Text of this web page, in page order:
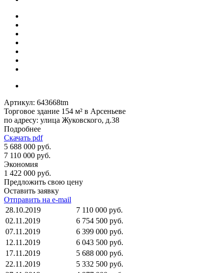
Артикул: 643668tm
Торговое здание 154 м² в Арсеньеве
по адресу: улица Жуковского, д.38
Подробнее
Скачать pdf
5 688 000 руб.
7 110 000 руб.
Экономия
1 422 000 руб.
Предложить свою цену
Оставить заявку
Отправить на e-mail
28.10.2019
7 110 000 руб.
02.11.2019
6 754 500 руб.
07.11.2019
6 399 000 руб.
12.11.2019
6 043 500 руб.
17.11.2019
5 688 000 руб.
22.11.2019
5 332 500 руб.